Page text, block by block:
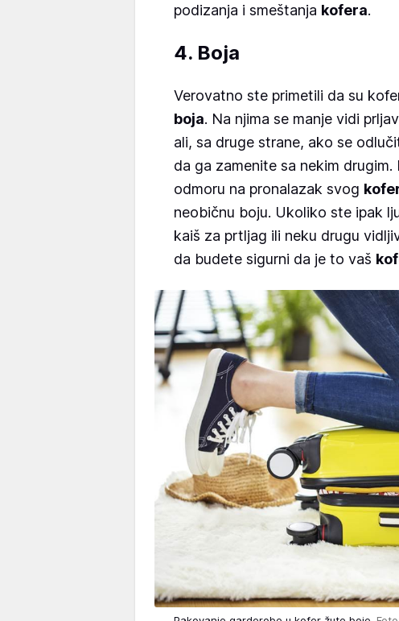
podizanja i smeštanja kofera.
4. Boja
Verovatno ste primetili da su
boja. Na njima se manje vidi
ali, sa druge strane, ako se
da ga zamenite sa nekim
odmoru na pronalazak svog
neobičnu boju. Ukoliko ste ipak
kaiš za prtljag ili neku drugu
da budete sigurni da je to vaš